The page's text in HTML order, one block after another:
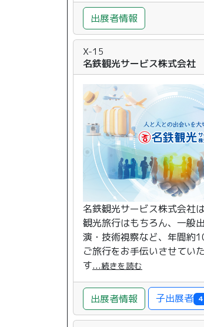
出展者情報
X-15
名鉄観光サービス株式会社
名鉄観光サービス株式会社
観光旅行はもちろん、一般
演・技術視察など、年間約
ご旅行をお手伝いさせてい
す...続きを読む
出展者情報 子出展者 4